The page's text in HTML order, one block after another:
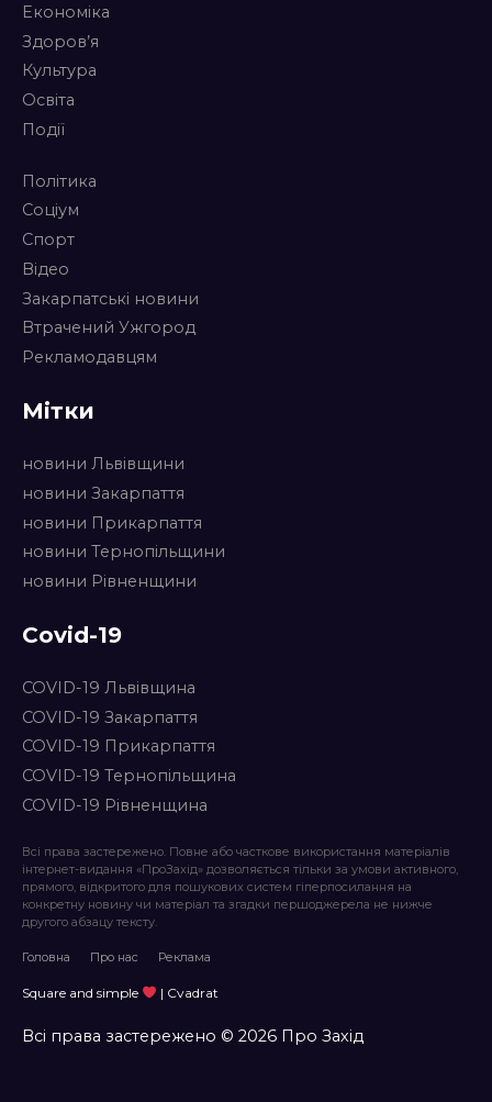
Економіка
Здоров’я
Культура
Освіта
Події
Політика
Соціум
Спорт
Відео
Закарпатські новини
Втрачений Ужгород
Рекламодавцям
Мітки
новини Львівщини
новини Закарпаття
новини Прикарпаття
новини Тернопільщини
новини Рівненщини
Covid-19
COVID-19 Львівщина
COVID-19 Закарпаття
COVID-19 Прикарпаття
COVID-19 Тернопільщина
COVID-19 Рівненщина
Всі права застережено. Повне або часткове використання матеріалів
інтернет-видання «ПроЗахід» дозволяється тільки за умови активного,
прямого, відкритого для пошукових систем гіперпосилання на
конкретну новину чи матеріал та згадки першоджерела не нижче
другого абзацу тексту.
Головна Про нас Реклама
Square and simple | Cvadrat
Всі права застережено © 2026 Про Захід